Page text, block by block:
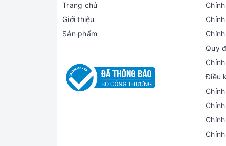
Trang chủ
Giới thiệu
Sản phẩm
Quy
Điều